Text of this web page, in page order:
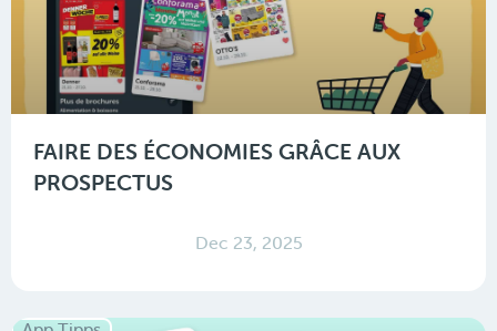
FAIRE DES ÉCONOMIES GRÂCE AUX
PROSPECTUS
Dec 23, 2025